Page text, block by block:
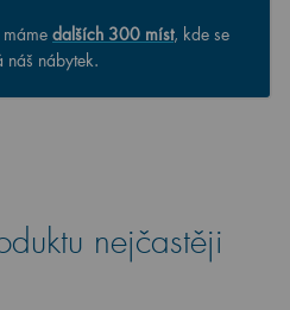
dalších 300 míst, kde se
náš nábytek.
nejčastěji